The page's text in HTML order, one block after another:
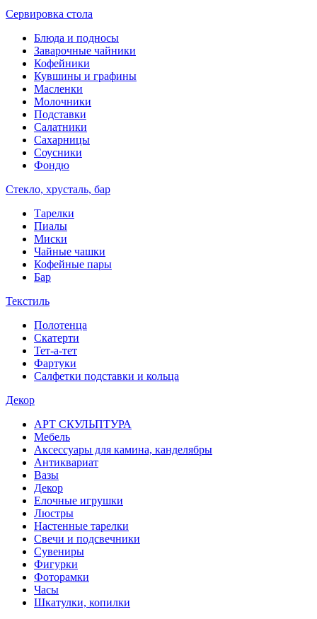
Сервировка стола
Блюда и подносы
Заварочные чайники
Кофейники
Кувшины и графины
Масленки
Молочники
Подставки
Салатники
Сахарницы
Соусники
Фондю
Стекло, хрусталь, бар
Тарелки
Пиалы
Миски
Чайные чашки
Кофейные пары
Бар
Текстиль
Полотенца
Скатерти
Тет-а-тет
Фартуки
Салфетки подставки и кольца
Декор
АРТ СКУЛЬПТУРА
Мебель
Аксессуары для камина, канделябры
Антиквариат
Вазы
Декор
Елочные игрушки
Люстры
Настенные тарелки
Свечи и подсвечники
Сувениры
Фигурки
Фоторамки
Часы
Шкатулки, копилки